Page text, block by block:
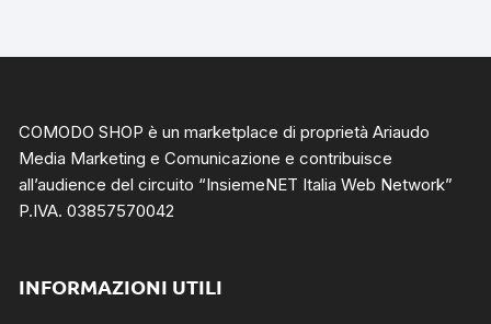
COMODO SHOP è un marketplace di proprietà Ariaudo
Media Marketing e Comunicazione e contribuisce
all’audience del circuito “InsiemeNET Italia Web Network”
P.IVA. 03857570042
INFORMAZIONI UTILI